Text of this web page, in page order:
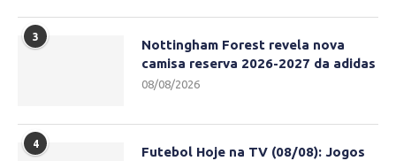
3
Nottingham Forest revela nova
camisa reserva 2026-2027 da adidas
08/08/2026
4
Futebol Hoje na TV (08/08): Jogos